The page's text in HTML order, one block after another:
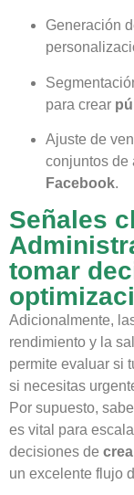
Generación
para crear
Ajuste de
conjuntos de
Facebook.
Señales
tomar
Adicionalmente,
rendimiento y la
permite evaluar si
si necesitas
Por supuesto,
es vital para
decisiones de
un excelente flujo